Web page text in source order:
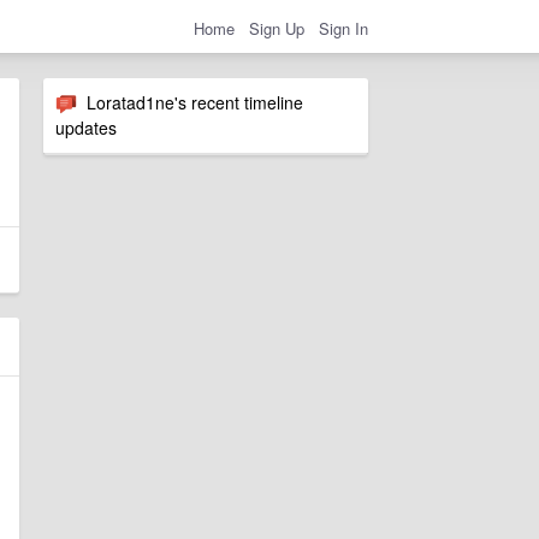
Home Sign Up Sign In
Loratad1ne's recent timeline
updates